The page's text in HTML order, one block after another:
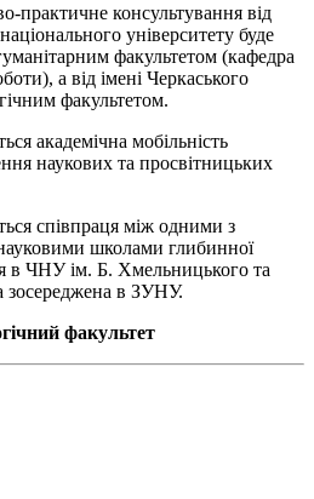
практичне консультування від
університету буде
факультетом (кафедра
а від імені Черкаського
факультетом.
академічна мобільність
наукових та просвітницьких
співпраця між одними з
школами глибинної
в ЧНУ ім. Б. Хмельницького та
зосереджена в ЗУНУ.
факультет